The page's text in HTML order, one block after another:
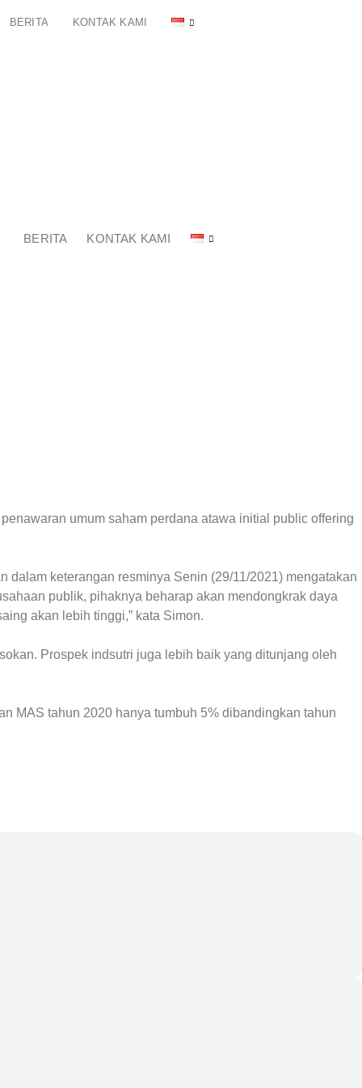
BERITA KONTAK KAMI
BERITA KONTAK KAMI
umum saham perdana atawa initial public offering
keterangan resminya Senin (29/11/2021) mengatakan
publik, pihaknya beharap akan mendongkrak daya
akan lebih tinggi,” kata Simon.
Prospek indsutri juga lebih baik yang ditunjang oleh
MAS tahun 2020 hanya tumbuh 5% dibandingkan tahun